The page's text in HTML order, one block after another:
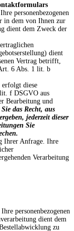
personenbezogenen
in dem von Ihnen zur
dient dem Zweck der
dient
Vertrag betrifft,
6 Abs. 1 lit. b
erfolgt diese
f DSGVO aus
Bearbeitung und
das Recht, aus
jederzeit dieser
Sie
Ihrer Anfrage. Ihre
Verarbeitung
personenbezogenen
dient dem
zu